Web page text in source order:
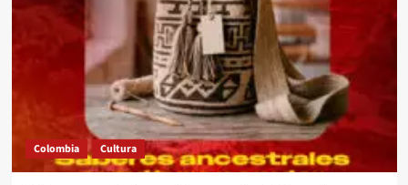
Colombia Cultura